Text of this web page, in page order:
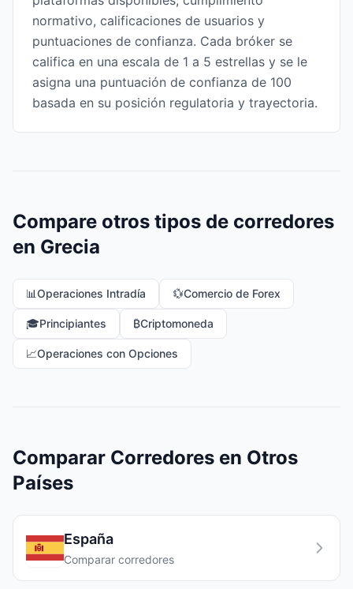
normativo, calificaciones de usuarios y
puntuaciones de confianza. Cada bróker se
califica en una escala de 1 a 5 estrellas y se le
asigna una puntuación de confianza de 100
basada en su posición regulatoria y trayectoria.
Compare otros tipos de corredores
en Grecia
📊Operaciones Intradía 💱Comercio de Forex
🎓Principiantes ₿Criptomoneda
📈Operaciones con Opciones
Comparar Corredores en Otros
Países
España
Comparar corredores